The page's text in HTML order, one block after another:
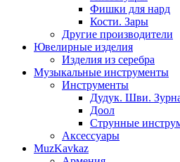
Фишки для нард
Кости. Зары
Другие производители
Ювелирные изделия
Изделия из серебра
Музыкальные инструменты
Инструменты
Дудук. Шви.
Доол
Струнные
Аксессуары
MuzKavkaz